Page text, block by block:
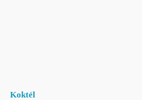
Koktél